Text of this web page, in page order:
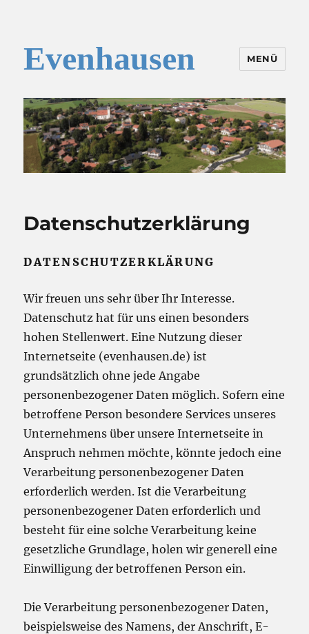
Evenhausen MENÜ
Datenschutzerklärung
DATENSCHUTZERKLÄRUNG
Wir freuen uns sehr über Ihr Interesse.
Datenschutz hat für uns einen besonders
hohen Stellenwert. Eine Nutzung dieser
Internetseite (evenhausen.de) ist
grundsätzlich ohne jede Angabe
personenbezogener Daten möglich. Sofern eine
betroffene Person besondere Services unseres
Unternehmens über unsere Internetseite in
Anspruch nehmen möchte, könnte jedoch eine
Verarbeitung personenbezogener Daten
erforderlich werden. Ist die Verarbeitung
personenbezogener Daten erforderlich und
besteht für eine solche Verarbeitung keine
gesetzliche Grundlage, holen wir generell eine
Einwilligung der betroffenen Person ein.
Die Verarbeitung personenbezogener Daten,
beispielsweise des Namens, der Anschrift, E-